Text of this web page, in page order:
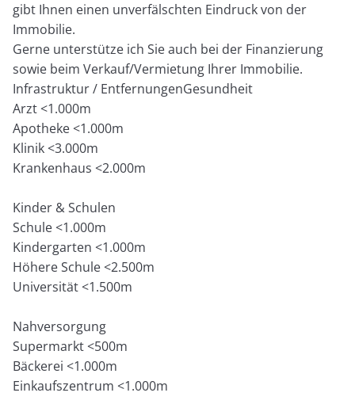
gibt Ihnen einen unverfälschten Eindruck von der
Immobilie.
Gerne unterstütze ich Sie auch bei der Finanzierung
sowie beim Verkauf/Vermietung Ihrer Immobilie.
Infrastruktur / EntfernungenGesundheit
Arzt <1.000m
Apotheke <1.000m
Klinik <3.000m
Krankenhaus <2.000m
Kinder & Schulen
Schule <1.000m
Kindergarten <1.000m
Höhere Schule <2.500m
Universität <1.500m
Nahversorgung
Supermarkt <500m
Bäckerei <1.000m
Einkaufszentrum <1.000m